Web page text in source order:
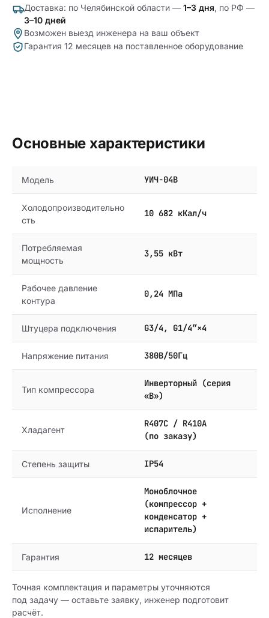
Доставка: по Челябинской области — 1–3 дня, по РФ —
3–10 дней
Возможен выезд инженера на ваш объект
Гарантия 12 месяцев на поставленное оборудование
Основные характеристики
Модель УИЧ-04В
Холодопроизводительно
сть
10 682 кКал/ч
Потребляемая
мощность
3,55 кВт
Рабочее давление
контура
0,24 МПа
Штуцера подключения G3/4, G1/4″×4
Напряжение питания 380В/50Гц
Тип компрессора
Инверторный (серия
«В»)
Хладагент
R407C / R410A
(по заказу)
Степень защиты IP54
Исполнение
Моноблочное
(компрессор +
конденсатор +
испаритель)
Гарантия 12 месяцев
Точная комплектация и параметры уточняются
под задачу — оставьте заявку, инженер подготовит
расчёт.